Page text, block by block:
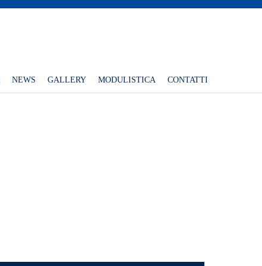
NEWS GALLERY MODULISTICA CONTATTI